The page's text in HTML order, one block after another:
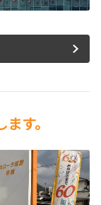
す。